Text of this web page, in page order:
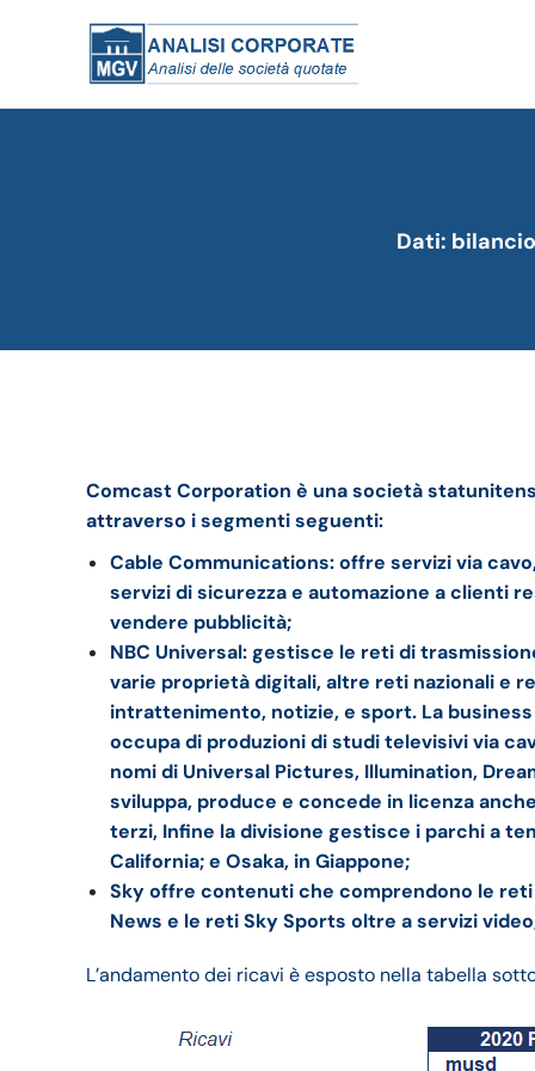
Dati:
Comcast Corporation è una società
attraverso i segmenti seguenti:
Cable Communications: offre servizi via
servizi di sicurezza e automazione a clienti
vendere pubblicità;
NBC Universal: gestisce le reti di
varie proprietà digitali, altre reti nazionali e
intrattenimento, notizie, e sport. La
occupa di produzioni di studi televisivi via
nomi di Universal Pictures, Illumination,
sviluppa, produce e concede in licenza
terzi, Infine la divisione gestisce i parchi a
California; e Osaka, in Giappone;
Sky offre contenuti che comprendono le
News e le reti Sky Sports oltre a servizi
L’andamento dei ricavi è esposto nella tabella